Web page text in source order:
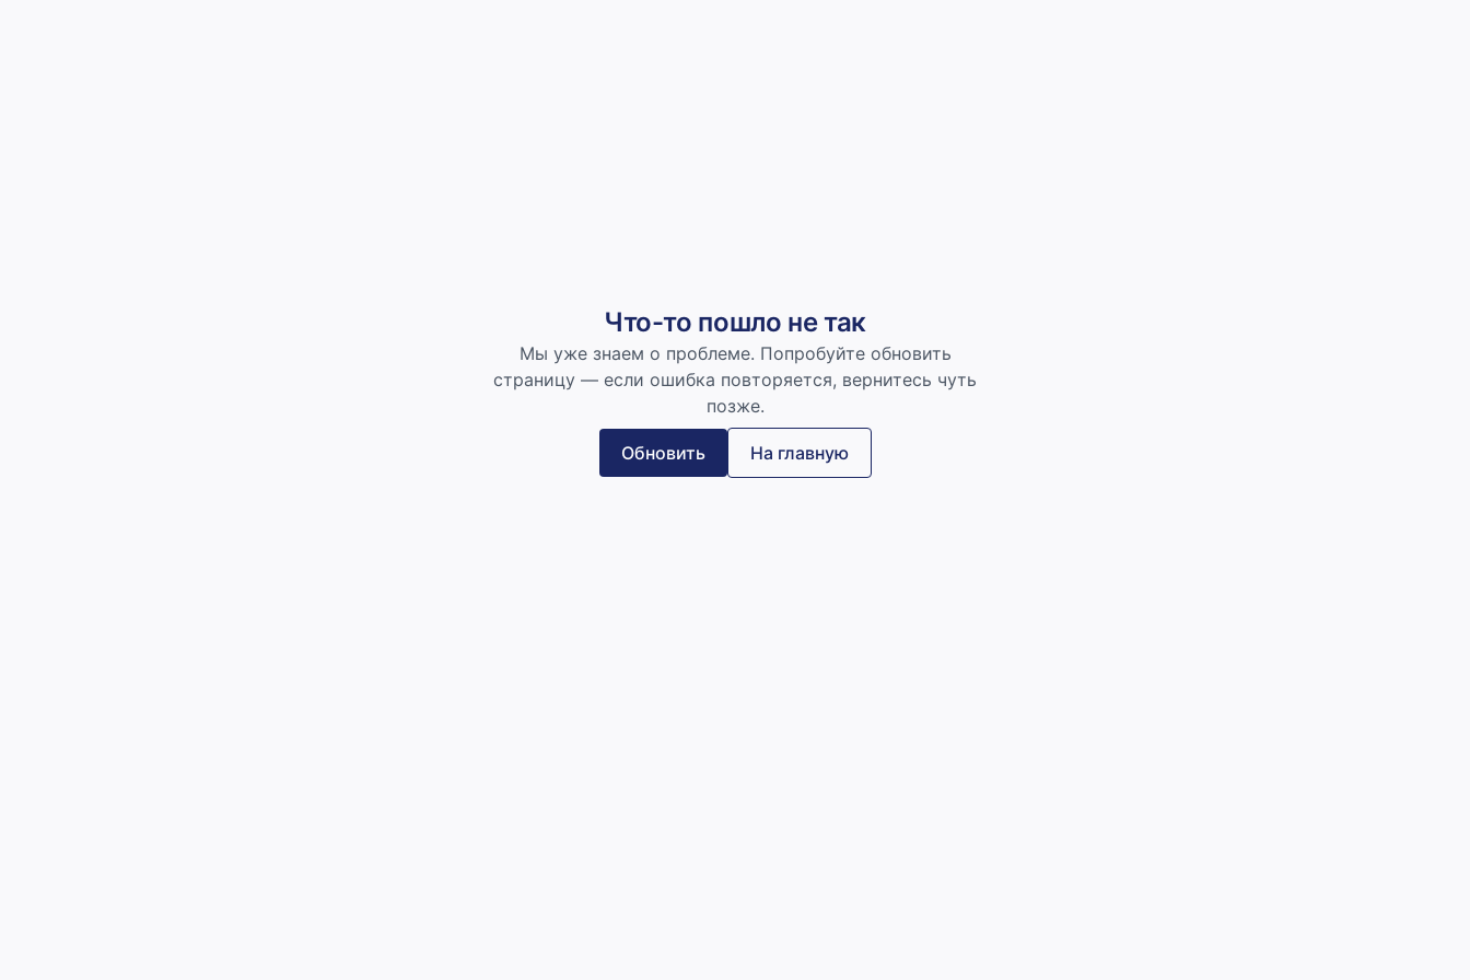
Что-то пошло не так
Мы уже знаем о проблеме. Попробуйте обновить
страницу — если ошибка повторяется, вернитесь чуть
позже.
Обновить На главную